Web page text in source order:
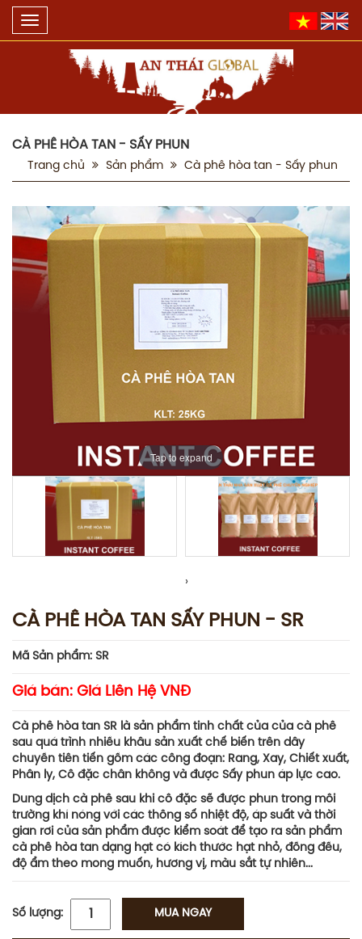
Toggle
navigation
CÀ PHÊ HÒA TAN - SẤY PHUN
Trang chủ Sản phẩm Cà phê hòa tan - Sấy phun
Tap to expand
›
CÀ PHÊ HÒA TAN SẤY PHUN - SR
Mã Sản phẩm: SR
Giá bán: Giá Liên Hệ VNĐ
Cà phê hòa tan SR là sản phẩm tinh chất của của cà phê
sau quá trình nhiều khâu sản xuất chế biến trên dây
chuyền tiên tiến gồm các công đoạn: Rang, Xay, Chiết xuất,
Phân ly, Cô đặc chân không và được Sấy phun áp lực cao.
Dung dịch cà phê sau khi cô đặc sẽ được phun trong môi
trường khí nóng với các thông số nhiệt độ, áp suất và thời
gian rơi của sản phẩm được kiểm soát để tạo ra sản phẩm
cà phê hòa tan dạng hạt có kích thước hạt nhỏ, đồng đều,
độ ẩm theo mong muốn, hương vị, màu sắt tự nhiên...
Số lượng: MUA NGAY